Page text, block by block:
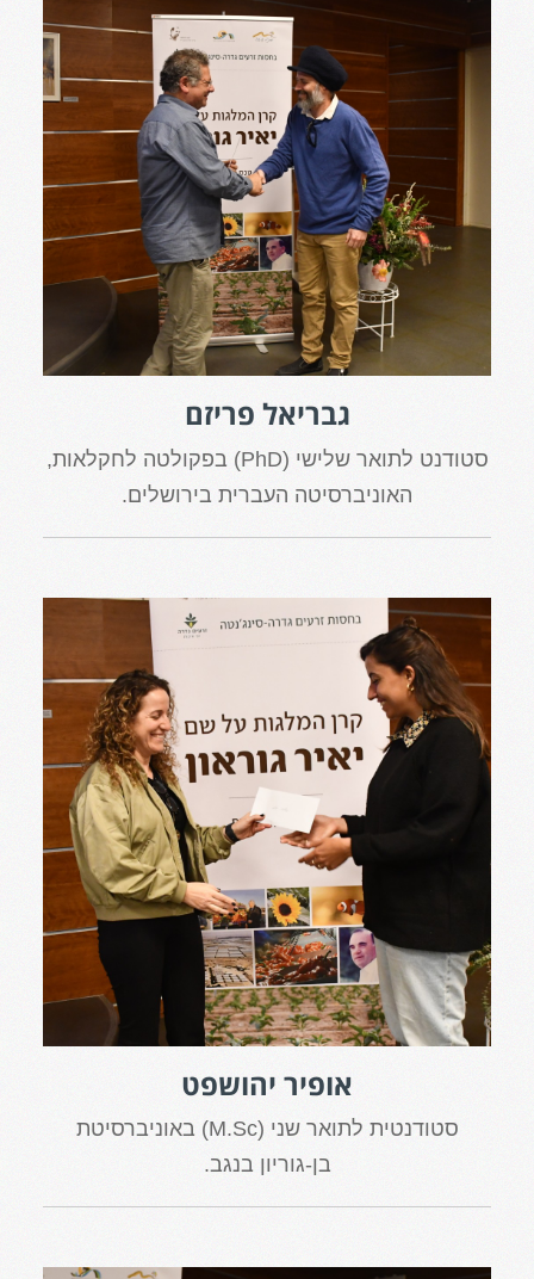
גבריאל פריזם
סטודנט לתואר שלישי (PhD) בפקולטה לחקלאות,
האוניברסיטה העברית בירושלים.
אופיר יהושפט
סטודנטית לתואר שני (M.Sc) באוניברסיטת
בן-גוריון בנגב.